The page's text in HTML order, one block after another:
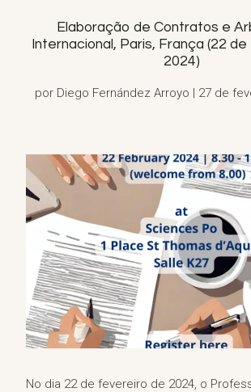
Elaboração de Contratos e
Internacional, Paris, França (22
2024)
por Diego Fernández Arroyo | 27 de
No dia 22 de fevereiro de 2024, o